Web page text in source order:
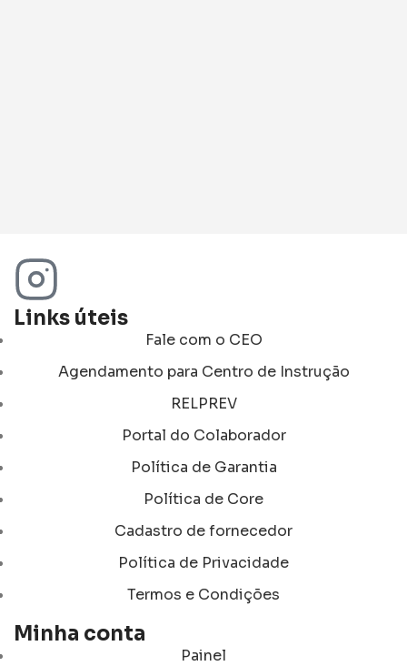
Links úteis
Fale com o CEO
Agendamento para Centro de Instrução
RELPREV
Portal do Colaborador
Política de Garantia
Política de Core
Cadastro de fornecedor
Política de Privacidade
Termos e Condições
Minha conta
Painel